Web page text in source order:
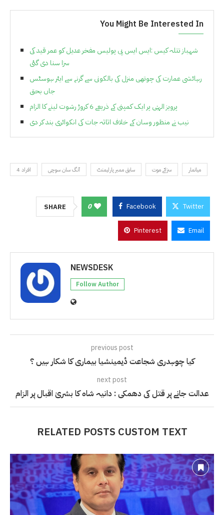
You Might Be Interested In
شہباز تتلہ کیس :ایس ایس پی پولیس مفخر عدیل کو عمر قید کی
سزا سنا دی گئی
رہائشی عمارت کی چوتھی منزل کی بالکونی سے گرنے سے ایئر ہوسٹس
جاں بحق
پرویز الہٰی پر ایک کمپنی کے ذریعے 6 کروڑ رشوت لینے کا الزام
نیب نے منظور وسان کے خلاف اثاثہ جات کی انکوائری بند کر دی
4 افراد آنگ سان سوچی سابق ممبر پارلیمنٹ سزائے موت میانمار
SHARE 0 Facebook Twitter
Pinterest Email
NEWSDESK
Follow Author
previous post
کیا چوہدری شجاعت ڈیمینشیا بیماری کا شکار ہیں ؟
next post
عدالت جانے پر قتل کی دھمکی : دانیہ شاہ کا بشریٰ اقبال پر الزام
RELATED POSTS CUSTOM TEXT